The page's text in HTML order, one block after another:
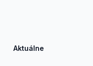
Aktuálne